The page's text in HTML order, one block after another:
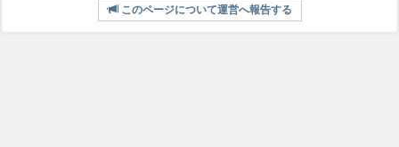
このページについて運営へ報告する